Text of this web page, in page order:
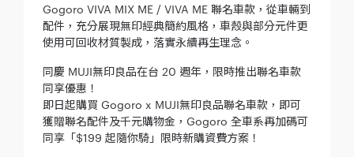
Gogoro VIVA MIX ME / VIVA ME 聯名車款，從車輛到
配件，充分展現無印經典簡約風格，車殼與部分元件更
使用可回收材質製成，落實永續再生理念。
同慶 MUJI無印良品在台 20 週年，限時推出聯名車款
同享優惠！
即日起購買 Gogoro x MUJI無印良品聯名車款，即可
獲贈聯名配件及千元購物金，Gogoro 全車系再加碼可
同享「$199 起隨你騎」限時新購資費方案！